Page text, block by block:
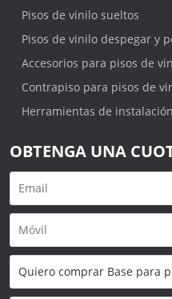
Pisos de vinilo sueltos
Pisos de vinilo despegar y
Accesorios para pisos de
Contrapiso para pisos de
Herramientas de
OBTENGA UNA